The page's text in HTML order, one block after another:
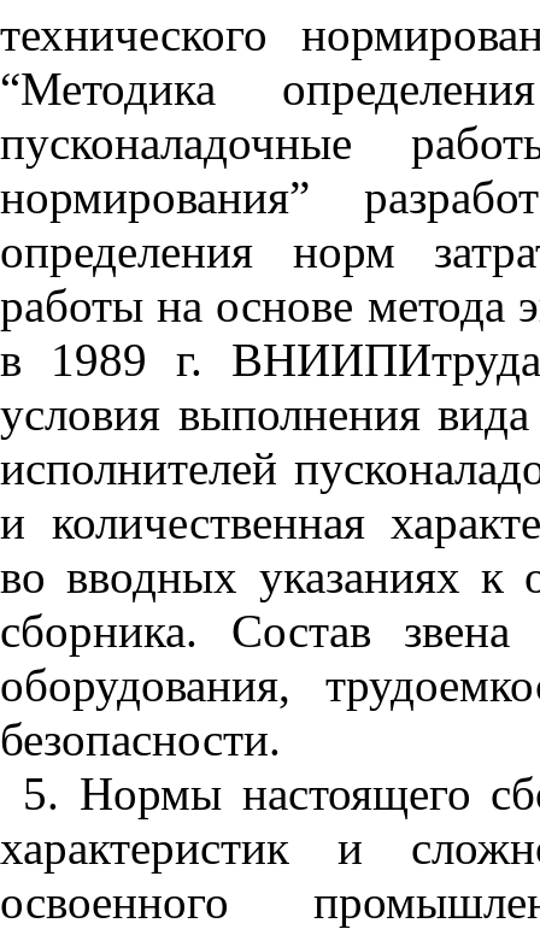
технического
“Методика
пусконаладочные
нормирования”
определения норм
работы на основе метода
в 1989 г. ВНИИПИтруда
условия выполнения
исполнителей
и количественная
во вводных указаниях к
сборника. Состав
оборудования,
безопасности.
5. Нормы настоящего
характеристик и
освоенного